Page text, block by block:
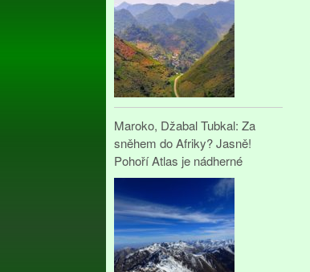
Maroko, Džabal Tubkal: Za
sněhem do Afriky? Jasně!
Pohoří Atlas je nádherné